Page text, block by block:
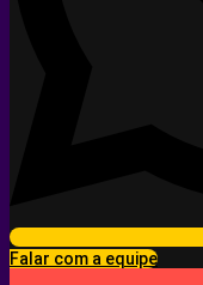
Falar com a equipe